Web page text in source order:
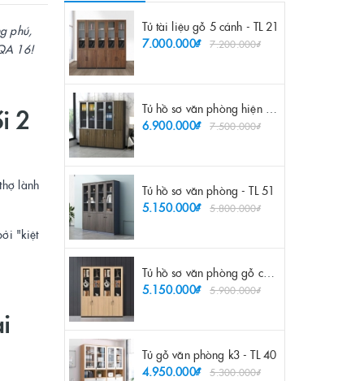
phú,
16!
2
lành
"kiệt
Tủ tài liệu gỗ 5 cánh - TL 21
7.000.000₫
7.200.000₫
Tủ hồ sơ văn phòng hiện đại - TL 55
6.900.000₫
7.500.000₫
Tủ hồ sơ văn phòng - TL 51
5.150.000₫
5.800.000₫
Tủ hồ sơ văn phòng gỗ công nghiệp - TL 52
5.150.000₫
5.900.000₫
Tủ gỗ văn phòng k3 - TL 40
4.950.000₫
5.300.000₫